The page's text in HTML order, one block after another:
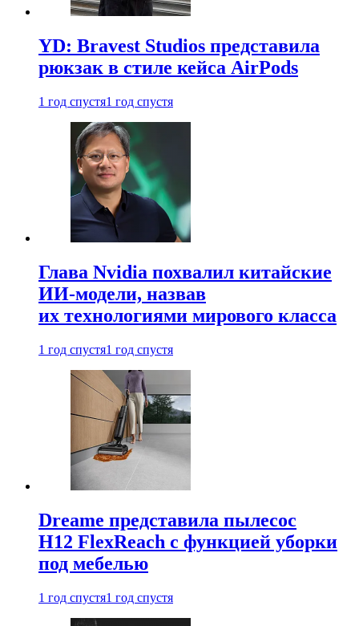
YD: Bravest Studios представила
рюкзак в стиле кейса AirPods
1 год спустя1 год спустя
Глава Nvidia похвалил китайские
ИИ-модели, назвав
их технологиями мирового класса
1 год спустя1 год спустя
Dreame представила пылесос
H12 FlexReach с функцией уборки
под мебелью
1 год спустя1 год спустя